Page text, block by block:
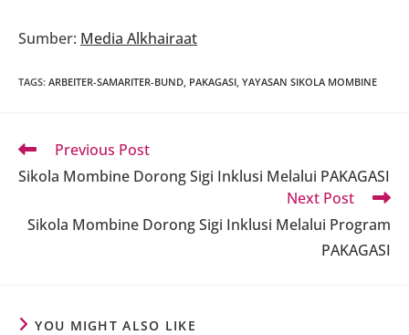
Sumber: Media Alkhairaat
TAGS: ARBEITER-SAMARITER-BUND PAKAGASI YAYASAN SIKOLA MOMBINE
Read
more
articles
Previous Post
Sikola Mombine Dorong Sigi Inklusi Melalui PAKAGASI
Next Post
Sikola Mombine Dorong Sigi Inklusi Melalui Program
PAKAGASI
YOU MIGHT ALSO LIKE